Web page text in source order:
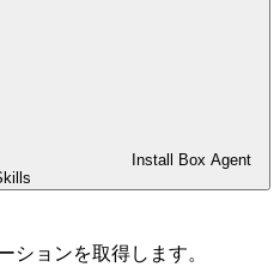
Install Box Agent
ションを取得します。